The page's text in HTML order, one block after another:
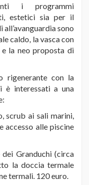
i programmi
estetici sia per il
sono
caldo, la vasca con
la neo proposta di
rigenerante con la
è interessati a una
scrub ai sali marini,
accesso alle piscine
Granduchi (circa
la doccia termale
termali. 120 euro.